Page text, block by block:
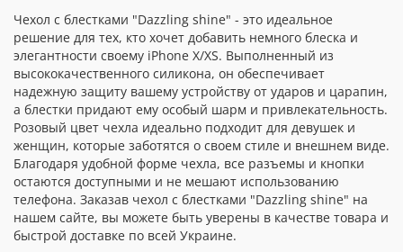
Чехол с блестками "Dazzling shine" - это идеальное
решение для тех, кто хочет добавить немного блеска и
элегантности своему iPhone X/XS. Выполненный из
высококачественного силикона, он обеспечивает
надежную защиту вашему устройству от ударов и царапин,
а блестки придают ему особый шарм и привлекательность.
Розовый цвет чехла идеально подходит для девушек и
женщин, которые заботятся о своем стиле и внешнем виде.
Благодаря удобной форме чехла, все разъемы и кнопки
остаются доступными и не мешают использованию
телефона. Заказав чехол с блестками "Dazzling shine" на
нашем сайте, вы можете быть уверены в качестве товара и
быстрой доставке по всей Украине.